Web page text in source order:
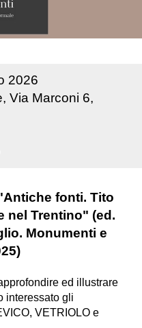
2026
Via Marconi 6,
fonti. Tito
nel Trentino" (ed.
Monumenti e
ed illustrare
interessato gli
VETRIOLO e